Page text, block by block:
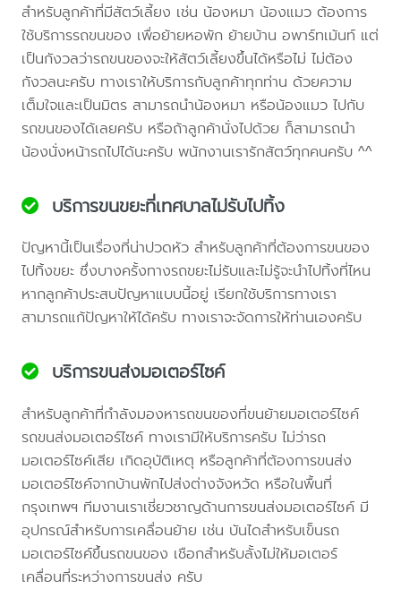
สำหรับลูกค้าที่มีสัตว์เลี้ยง เช่น น้องหมา น้องแมว ต้องการ
ใช้บริการรถขนของ เพื่อย้ายหอพัก ย้ายบ้าน อพาร์ทเม้นท์ แต่
เป็นกังวลว่ารถขนของจะให้สัตว์เลี้ยงขึ้นได้หรือไม่ ไม่ต้อง
กังวลนะครับ ทางเราให้บริการกับลูกค้าทุกท่าน ด้วยความ
เต็มใจและเป็นมิตร สามารถนำน้องหมา หรือน้องแมว ไปกับ
รถขนของได้เลยครับ หรือถ้าลูกค้านั่งไปด้วย ก็สามารถนำ
น้องนั่งหน้ารถไปได้นะครับ พนักงานเรารักสัตว์ทุกคนครับ ^^
บริการขนขยะที่เทศบาลไม่รับไปทิ้ง
ปัญหานี้เป็นเรื่องที่น่าปวดหัว สำหรับลูกค้าที่ต้องการขนของ
ไปทิ้งขยะ ซึ่งบางครั้งทางรถขยะไม่รับและไม่รู้จะนำไปทิ้งที่ไหน
หากลูกค้าประสบปัญหาแบบนี้อยู่ เรียกใช้บริการทางเรา
สามารถแก้ปัญหาให้ได้ครับ ทางเราจะจัดการให้ท่านเองครับ
บริการขนส่งมอเตอร์ไซค์
สำหรับลูกค้าที่กำลังมองหารถขนของที่ขนย้ายมอเตอร์ไซค์
รถขนส่งมอเตอร์ไซค์ ทางเรามีให้บริการครับ ไม่ว่ารถ
มอเตอร์ไซค์เสีย เกิดอุบัติเหตุ หรือลูกค้าที่ต้องการขนส่ง
มอเตอร์ไซค์จากบ้านพักไปส่งต่างจังหวัด หรือในพื้นที่
กรุงเทพฯ ทีมงานเราเชี่ยวชาญด้านการขนส่งมอเตอร์ไซค์ มี
อุปกรณ์สำหรับการเคลื่อนย้าย เช่น บันไดสำหรับเข็นรถ
มอเตอร์ไซค์ขึ้นรถขนของ เชือกสำหรับลั้งไม่ให้มอเตอร์
เคลื่อนที่ระหว่างการขนส่ง ครับ